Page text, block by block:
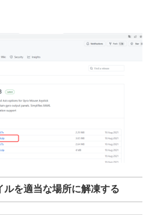
ルを適当な場所に解凍する